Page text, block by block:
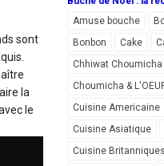
sont
la
le
Amuse bouche
Bonbon
Cake
Chhiwat Choumicha
Choumicha &
Cuisine Americaine
Cuisine Asiatique
Cuisine Britanniques